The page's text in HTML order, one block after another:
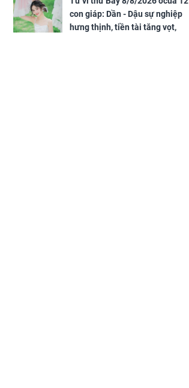
con giáp: Dần - Dậu sự nghiệp
hưng thịnh, tiền tài tăng vọt,